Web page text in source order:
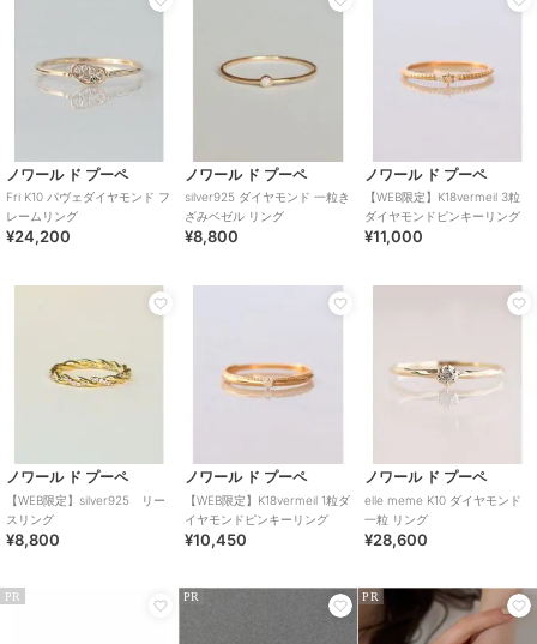
ノワール ド プーペ
Fri K10 パヴェダイヤモンド フ
レームリング
¥24,200
ノワール ド プーペ
silver925 ダイヤモンド 一粒き
ざみベゼル リング
¥8,800
ノワール ド プーペ
【WEB限定】K18vermeil 3粒
ダイヤモンドピンキーリング
¥11,000
ノワール ド プーペ
【WEB限定】silver925 リー
スリング
¥8,800
ノワール ド プーペ
【WEB限定】K18vermeil 1粒ダ
イヤモンドピンキーリング
¥10,450
ノワール ド プーペ
elle meme K10 ダイヤモンド
一粒 リング
¥28,600
PR PR PR